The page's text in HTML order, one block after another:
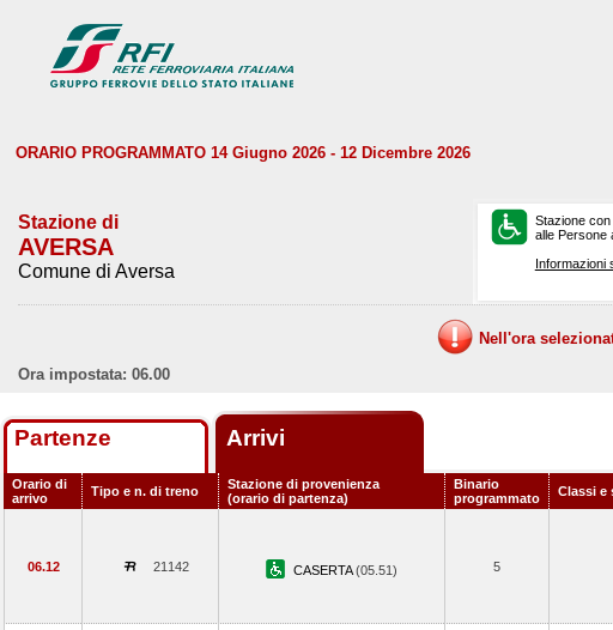
ORARIO PROGRAMMATO 14 Giugno 2026 - 12 Dicembre 2026
Stazione di
AVERSA
Comune di Aversa
Stazione
alle Persone
Informazioni
Nell'ora
Ora impostata: 06.00
Partenze Arrivi
Orario di
arrivo
Tipo e n. di treno
Stazione di provenienza
(orario di partenza)
Binario
programmato
Classi e
06.12 21142 CASERTA(05.51) 5